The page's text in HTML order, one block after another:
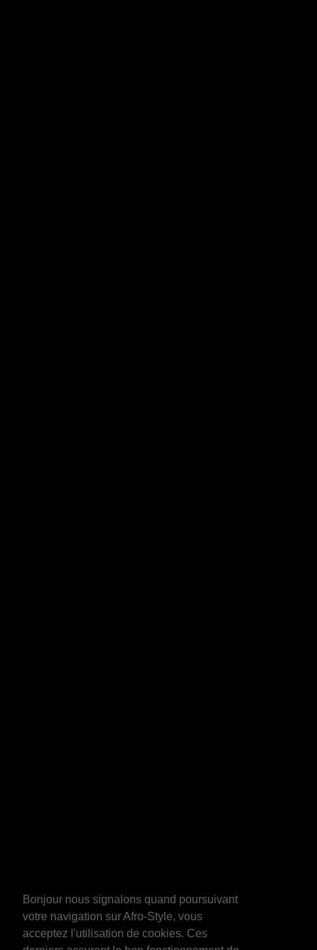
Bonjour nous signalons quand poursuivant
votre navigation sur Afro-Style, vous
acceptez l'utilisation de cookies. Ces